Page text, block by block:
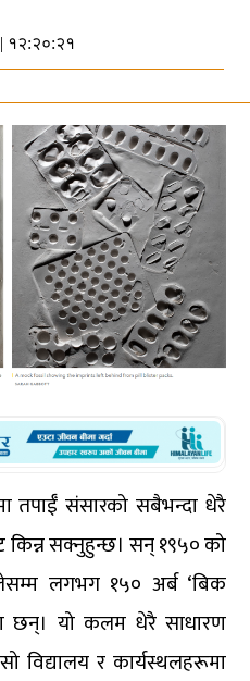
| १२:२०:२१
तपाईँ संसारको सबैभन्दा धेरै
सक्नुहुन्छ। सन् १९५० को
लगभग १५० अर्ब ‘बिक
छन्। यो कलम धेरै साधारण
विद्यालय र कार्यस्थलहरूमा